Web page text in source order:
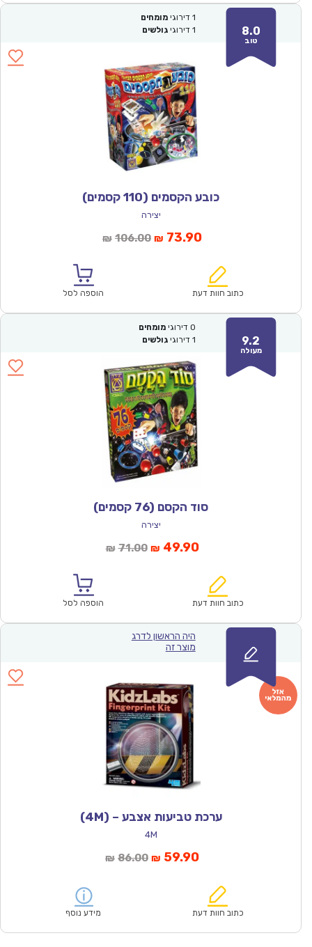
8.0
טוב
1 דירוגי מומחים
1 דירוגי גולשים
כובע הקסמים (110 קסמים)
יצירה
₪ 106.00המחיר
₪106.00.
₪ 73.90המחיר
הוא:
כתוב חוות דעת הוספה לסל
9.2
מעולה
0 דירוגי מומחים
1 דירוגי גולשים
סוד הקסם (76 קסמים)
יצירה
₪ 71.00המחיר
₪71.00.
₪ 49.90המחיר
הוא:
כתוב חוות דעת הוספה לסל
היה הראשון לדרג
מוצר זה
ערכת טביעות אצבע – (4M)
4M
₪ 86.00המחיר
₪86.00.
₪ 59.90המחיר
הוא:
כתוב חוות דעת מידע נוסף